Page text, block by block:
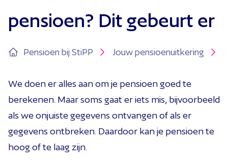
pensioen? Dit gebeurt er
Pensioen bij StiPP Jouw pensioenuitkering
We doen er alles aan om je pensioen goed te
berekenen. Maar soms gaat er iets mis, bijvoorbeeld
als we onjuiste gegevens ontvangen of als er
gegevens ontbreken. Daardoor kan je pensioen te
hoog of te laag zijn.